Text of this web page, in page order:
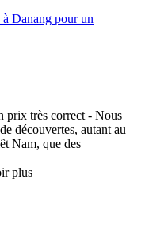
Danang pour un
prix très correct - Nous
découvertes, autant au
Nam, que des
plus